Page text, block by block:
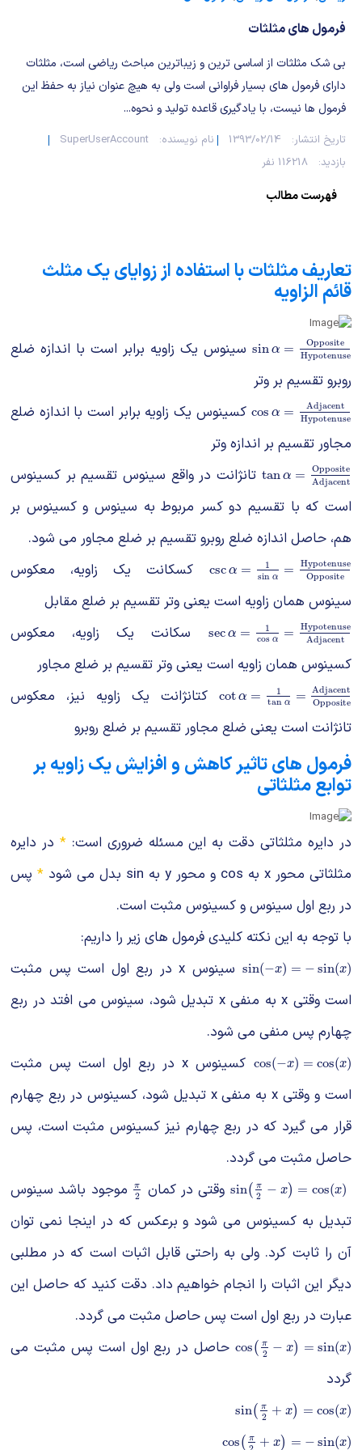
فرمول های مثلثات
بی شک مثلثات از اساسی ترین و زیباترین مباحث ریاضی است، مثلثات
دارای فرمول های بسیار فراوانی است ولی به هیچ عنوان نیاز به حفظ این
فرمول ها نیست، با یادگیری قاعده تولید و نحوه...
تاریخ انتشار: 1393/02/14 نام نویسنده:
SuperUserAccount
بازدید:
116218 نفر
فهرست مطالب
تعاریف مثلثات با استفاده از زوایای یک مثلث
قائم الزاویه
sinα =
Opposite
Hypotenuse
sinα= Opposite
سینوس یک زاویه برابر است با اندازه ضلع
روبرو تقسیم بر وتر
cos α =
Adjacent
Hypotenuse
cosα =Adjacent
کسینوس یک زاویه برابر است با اندازه ضلع
مجاور تقسیم بر اندازه وتر
tanα =
Opposite
Adjacent
tanα=Opposite
تانژانت در واقع سینوس تقسیم بر کسینوس
است که با تقسیم دو کسر مربوط به سینوس و کسینوس بر
هم، حاصل اندازه ضلع روبرو تقسیم بر ضلع مجاور می شود.
cscα =
1
sin α =
Hypotenuse
Opposite
cscα =1 sinα= Hypotenuse
کسکانت یک زاویه، معکوس
سینوس همان زاویه است یعنی وتر تقسیم بر ضلع مقابل
secα =
1
cos α =
Hypotenuse
Adjacent
secα =1 cosα =Hypotenuse
سکانت یک زاویه، معکوس
کسینوس همان زاویه است یعنی وتر تقسیم بر ضلع مجاور
cotα =
1
tan α = Adjacent
Opposite
cotα =1tanα= Adjacent
کتانژانت یک زاویه نیز، معکوس
تانژانت است یعنی ضلع مجاور تقسیم بر ضلع روبرو
فرمول های تاثیر کاهش و افزایش یک زاویه بر
توابع مثلثاتی
در دایره مثلثاتی دقت به این مسئله ضروری است:* در دایره
مثلثاتی محور x به cos و محور y به sin بدل می شود
* پس
در ربع اول سینوس و کسینوس مثبت است.
با توجه به این نکته کلیدی فرمول های زیر را داریم:
sin(−x) = − sin(x)
sin(−x)=− sin(x)
سینوس x در ربع اول است پس مثبت
است وقتی x به منفی x تبدیل شود، سینوس می افتد در ربع
چهارم پس منفی می شود.
cos(−x) = cos(x)
cos(−x) =cos(x)
کسینوس x در ربع اول است پس مثبت
است و وقتی x به منفی x تبدیل شود، کسینوس در ربع چهارم
قرار می گیرد که در ربع چهارم نیز کسینوس مثبت است، پس
حاصل مثبت می گردد.
sin( π
2 − x) = cos(x)
sin(π2−x)= cos(x) وقتی در کمان π
2
π2 موجود باشد سینوس
تبدیل به کسینوس می شود و برعکس که در اینجا نمی توان
آن را ثابت کرد. ولی به راحتی قابل اثبات است که در مطلبی
دیگر این اثبات را انجام خواهیم داد. دقت کنید که حاصل این
عبارت در ربع اول است پس حاصل مثبت می گردد.
cos( π
2 − x) = sin(x)
cos(π 2−x) =sin(x)
حاصل در ربع اول است پس مثبت می
گردد
sin( π
2 + x) = cos(x)
sin(π2+ x)= cos(x)
cos( π + x) = − sin(x)
cos(π 2+ x) =−sin(x)
مطالب جالب شیمی
شیمی عمومی
طب سنتی